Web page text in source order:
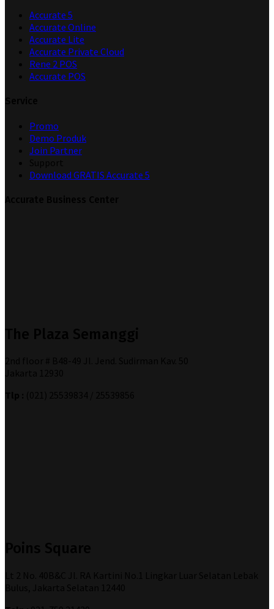
Accurate 5
Accurate Online
Accurate Lite
Accurate Private Cloud
Rene 2 POS
Accurate POS
Promo
Demo Produk
Join Partner
Download GRATIS Accurate 5